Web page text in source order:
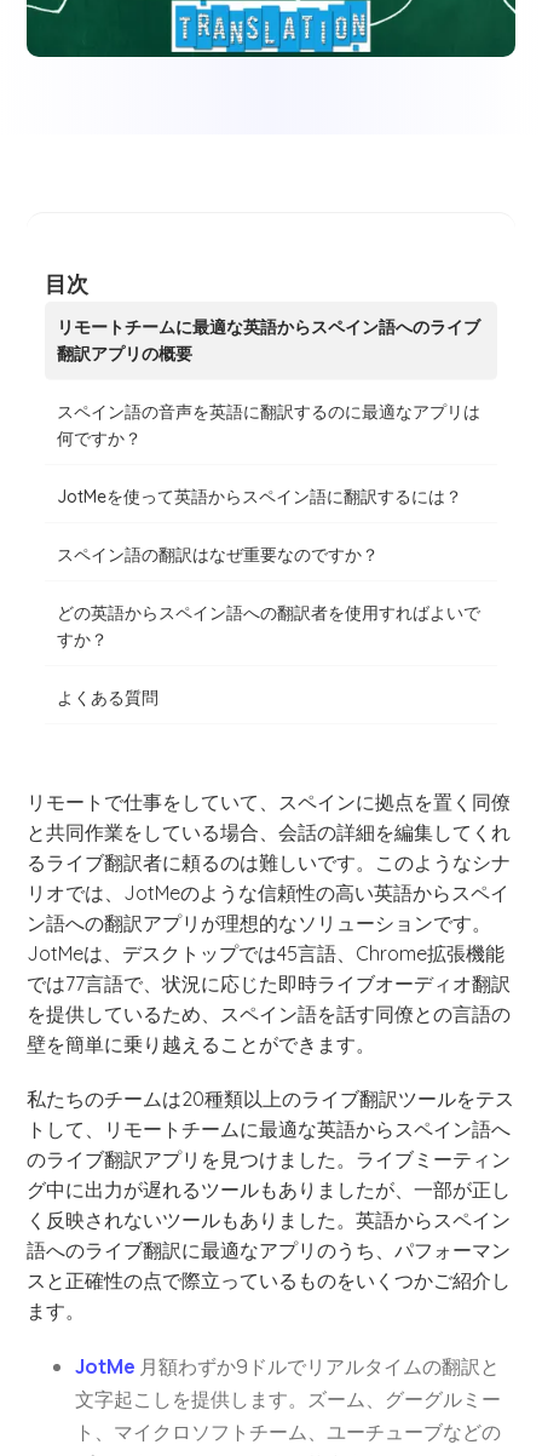
目次
リモートチームに最適な英語からスペイン語へのライブ
翻訳アプリの概要
スペイン語の音声を英語に翻訳するのに最適なアプリは
何ですか？
JotMeを使って英語からスペイン語に翻訳するには？
スペイン語の翻訳はなぜ重要なのですか？
どの英語からスペイン語への翻訳者を使用すればよいで
すか？
よくある質問
リモートで仕事をしていて、スペインに拠点を置く同僚
と共同作業をしている場合、会話の詳細を編集してくれ
るライブ翻訳者に頼るのは難しいです。このようなシナ
リオでは、JotMeのような信頼性の高い英語からスペイ
ン語への翻訳アプリが理想的なソリューションです。
JotMeは、デスクトップでは45言語、Chrome拡張機能
では77言語で、状況に応じた即時ライブオーディオ翻訳
を提供しているため、スペイン語を話す同僚との言語の
壁を簡単に乗り越えることができます。
私たちのチームは20種類以上のライブ翻訳ツールをテス
トして、リモートチームに最適な英語からスペイン語へ
のライブ翻訳アプリを見つけました。ライブミーティン
グ中に出力が遅れるツールもありましたが、一部が正し
く反映されないツールもありました。英語からスペイン
語へのライブ翻訳に最適なアプリのうち、パフォーマン
スと正確性の点で際立っているものをいくつかご紹介し
ます。
JotMe 月額わずか9ドルでリアルタイムの翻訳と
文字起こしを提供します。ズーム、グーグルミー
ト、マイクロソフトチーム、ユーチューブなどの